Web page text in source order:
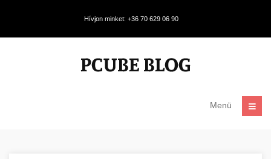
Hívjon minket: +36 70 629 06 90
Menü